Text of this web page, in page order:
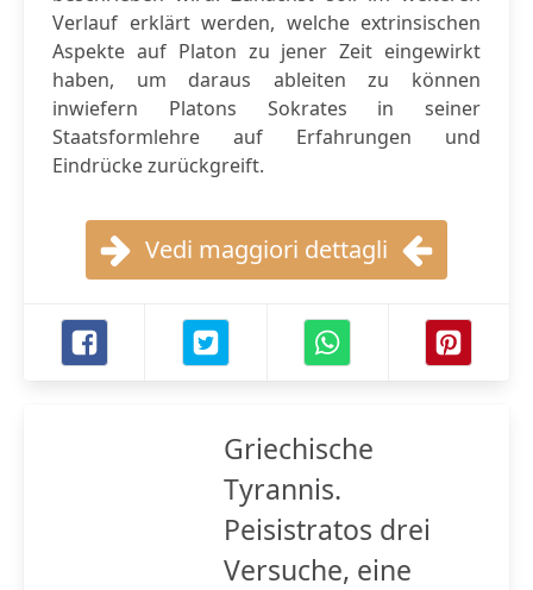
Verlauf erklärt werden, welche extrinsischen
Aspekte auf Platon zu jener Zeit eingewirkt
haben, um daraus ableiten zu können
inwiefern Platons Sokrates in seiner
Staatsformlehre auf Erfahrungen und
Eindrücke zurückgreift.
Vedi maggiori dettagli
Griechische
Tyrannis.
Peisistratos drei
Versuche, eine